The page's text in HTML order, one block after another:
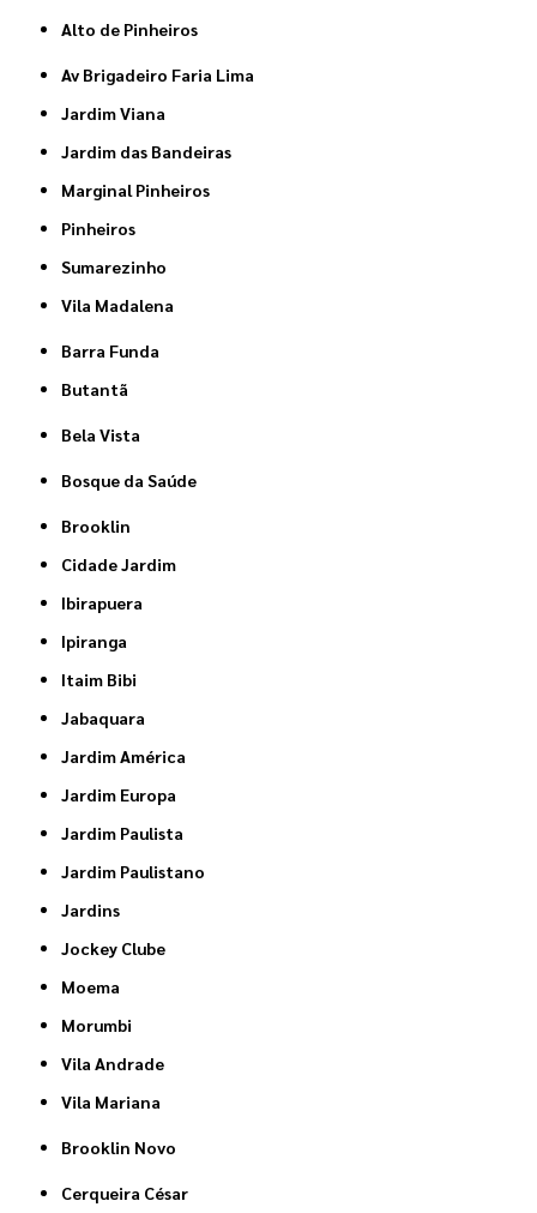
Alto de Pinheiros
Av Brigadeiro Faria Lima
Jardim Viana
Jardim das Bandeiras
Marginal Pinheiros
Pinheiros
Sumarezinho
Vila Madalena
Barra Funda
Butantã
Bela Vista
Bosque da Saúde
Brooklin
Cidade Jardim
Ibirapuera
Ipiranga
Itaim Bibi
Jabaquara
Jardim América
Jardim Europa
Jardim Paulista
Jardim Paulistano
Jardins
Jockey Clube
Moema
Morumbi
Vila Andrade
Vila Mariana
Brooklin Novo
Cerqueira César